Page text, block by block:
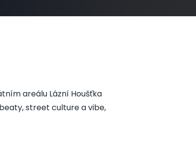
areálu Lázní Houšťka
street culture a vibe,